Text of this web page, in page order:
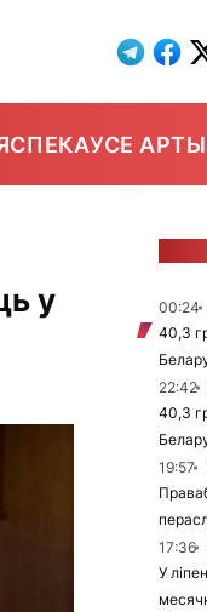
УСЕ
у
00:24
40,3
22:42
40,3
19:57
17:36
У